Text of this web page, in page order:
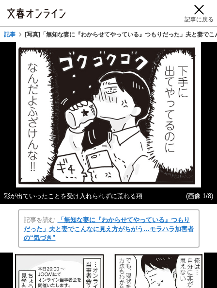
記事に戻る
記事 [写真]「無知な妻に『わからせてやっている』つもりだった」夫と妻で
彩が出ていったことを受け入れられずに荒れる翔 (画像 1/8)
記事を読む
「無知な妻に『わからせてやっている』つもり
だった」夫と妻でこんなに見え方がちがう…モラハラ加害者
の“気づき”